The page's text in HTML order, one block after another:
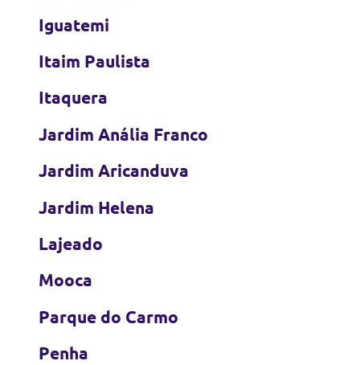
Iguatemi
Itaim Paulista
Itaquera
Jardim Anália Franco
Jardim Aricanduva
Jardim Helena
Lajeado
Mooca
Parque do Carmo
Penha